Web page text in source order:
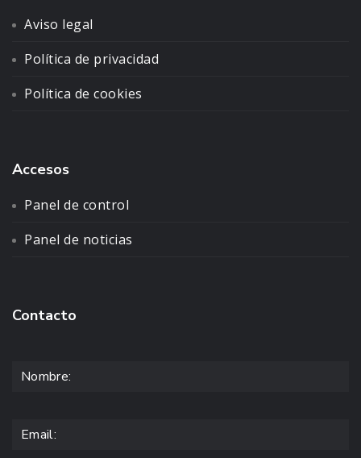
Aviso legal
Política de privacidad
Política de cookies
Accesos
Panel de control
Panel de noticias
Contacto